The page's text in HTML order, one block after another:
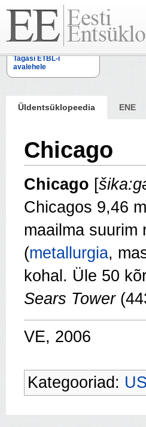
Tagasi ETBL-i
avalehele
Üldentsüklopeedia ENE
Chicago
Chicago [
Chicagos 9,46
maailma suurim
(metallurgia,
kohal. Üle 50
Sears Tower
VE, 2006
Kategooriad: